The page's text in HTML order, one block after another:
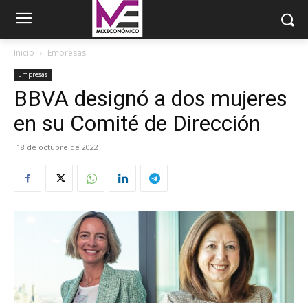
Inicio Empresas
Empresas
BBVA designó a dos mujeres
en su Comité de Dirección
18 de octubre de 2022